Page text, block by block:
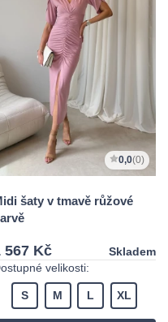
0,0(0)
šaty v tmavě růžové
567 Kč
Skladem
velikosti:
S M L XL